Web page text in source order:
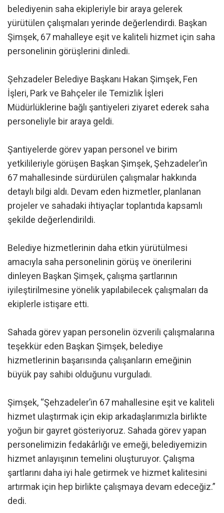
belediyenin saha ekipleriyle bir araya gelerek
yürütülen çalışmaları yerinde değerlendirdi. Başkan
Şimşek, 67 mahalleye eşit ve kaliteli hizmet için saha
personelinin görüşlerini dinledi.
Şehzadeler Belediye Başkanı Hakan Şimşek, Fen
İşleri, Park ve Bahçeler ile Temizlik İşleri
Müdürlüklerine bağlı şantiyeleri ziyaret ederek saha
personeliyle bir araya geldi.
Şantiyelerde görev yapan personel ve birim
yetkilileriyle görüşen Başkan Şimşek, Şehzadeler’in
67 mahallesinde sürdürülen çalışmalar hakkında
detaylı bilgi aldı. Devam eden hizmetler, planlanan
projeler ve sahadaki ihtiyaçlar toplantıda kapsamlı
şekilde değerlendirildi.
Belediye hizmetlerinin daha etkin yürütülmesi
amacıyla saha personelinin görüş ve önerilerini
dinleyen Başkan Şimşek, çalışma şartlarının
iyileştirilmesine yönelik yapılabilecek çalışmaları da
ekiplerle istişare etti.
Sahada görev yapan personelin özverili çalışmalarına
teşekkür eden Başkan Şimşek, belediye
hizmetlerinin başarısında çalışanların emeğinin
büyük pay sahibi olduğunu vurguladı.
Şimşek, “Şehzadeler’in 67 mahallesine eşit ve kaliteli
hizmet ulaştırmak için ekip arkadaşlarımızla birlikte
yoğun bir gayret gösteriyoruz. Sahada görev yapan
personelimizin fedakârlığı ve emeği, belediyemizin
hizmet anlayışının temelini oluşturuyor. Çalışma
şartlarını daha iyi hale getirmek ve hizmet kalitesini
artırmak için hep birlikte çalışmaya devam edeceğiz.”
dedi.